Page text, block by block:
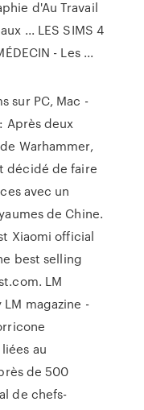
d'Au Travail
... LES SIMS 4
- Les ...
sur PC, Mac -
Après deux
Warhammer,
décidé de faire
avec un
de Chine.
Xiaomi official
best selling
LM
LM magazine -
au
de 500
de chefs-